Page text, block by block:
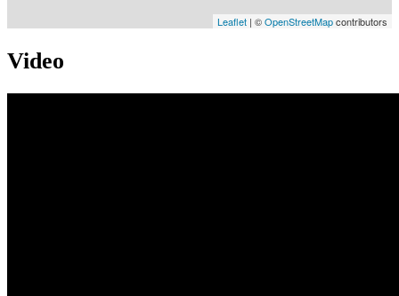
Leaflet | ©OpenStreetMapcontributors
Video